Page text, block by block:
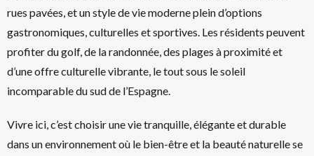
rues pavées, et un style de vie moderne plein d’options
gastronomiques, culturelles et sportives. Les résidents peuvent
profiter du golf, de la randonnée, des plages à proximité et
d’une offre culturelle vibrante, le tout sous le soleil
incomparable du sud de l’Espagne.
Vivre ici, c’est choisir une vie tranquille, élégante et durable
dans un environnement où le bien-être et la beauté naturelle se